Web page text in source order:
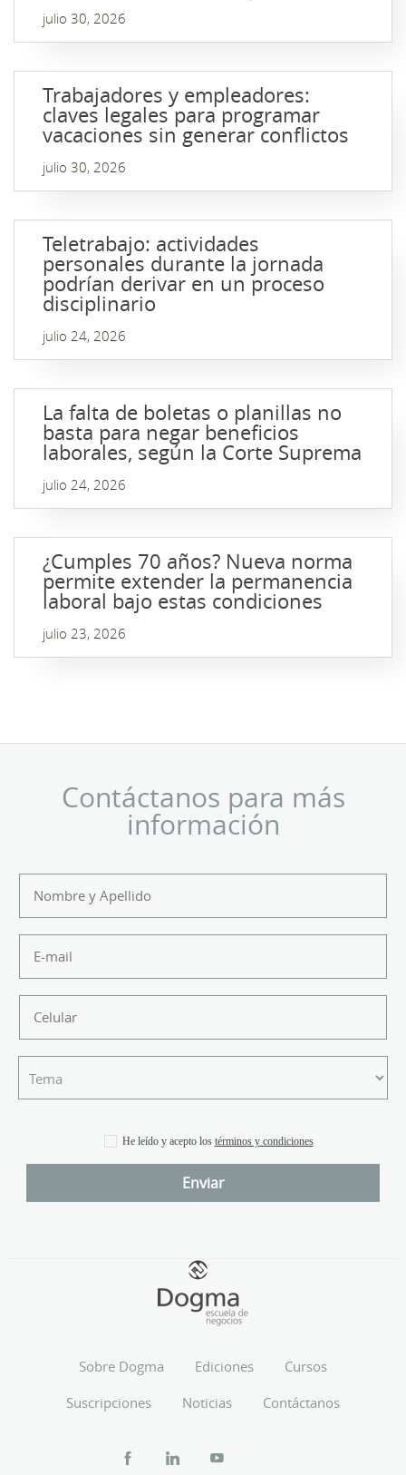
julio 30, 2026
Trabajadores y empleadores:
claves legales para programar
vacaciones sin generar conflictos
julio 30, 2026
Teletrabajo: actividades
personales durante la jornada
podrían derivar en un proceso
disciplinario
julio 24, 2026
La falta de boletas o planillas no
basta para negar beneficios
laborales, según la Corte Suprema
julio 24, 2026
¿Cumples 70 años? Nueva norma
permite extender la permanencia
laboral bajo estas condiciones
julio 23, 2026
Contáctanos para más
información
He leído y acepto los términos y condiciones
Sobre Dogma Ediciones
Cursos
Suscripciones
Noticias Contáctanos